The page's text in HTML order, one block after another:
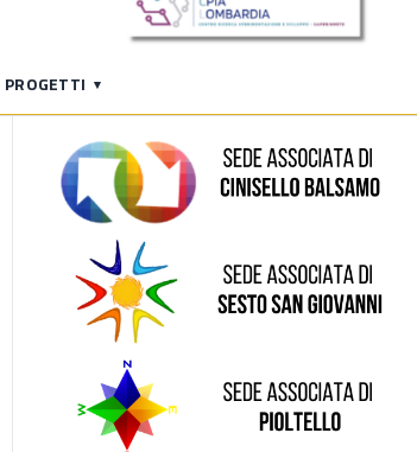
PROGETTI
Sede di Cinisello Balsamo
Sede di Sesto San Giovanni
Sede di Pioltello
Sede di Vaprio D'Adda